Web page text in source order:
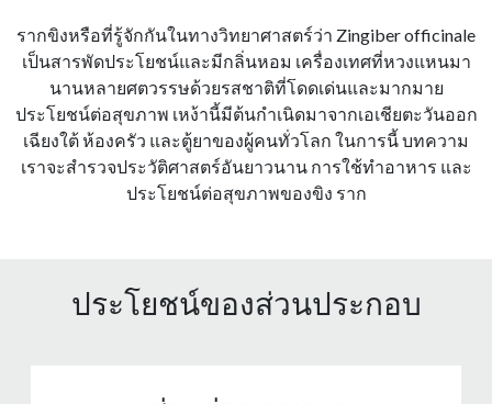
รากขิงหรือที่รู้จักกันในทางวิทยาศาสตร์ว่า Zingiber officinale
เป็นสารพัดประโยชน์และมีกลิ่นหอม เครื่องเทศที่หวงแหนมา
นานหลายศตวรรษด้วยรสชาติที่โดดเด่นและมากมาย
ประโยชน์ต่อสุขภาพ เหง้านี้มีต้นกําเนิดมาจากเอเชียตะวันออก
เฉียงใต้ ห้องครัว และตู้ยาของผู้คนทั่วโลก ในการนี้ บทความ
เราจะสํารวจประวัติศาสตร์อันยาวนาน การใช้ทําอาหาร และ
ประโยชน์ต่อสุขภาพของขิง ราก
ประโยชน์ของส่วนประกอบ